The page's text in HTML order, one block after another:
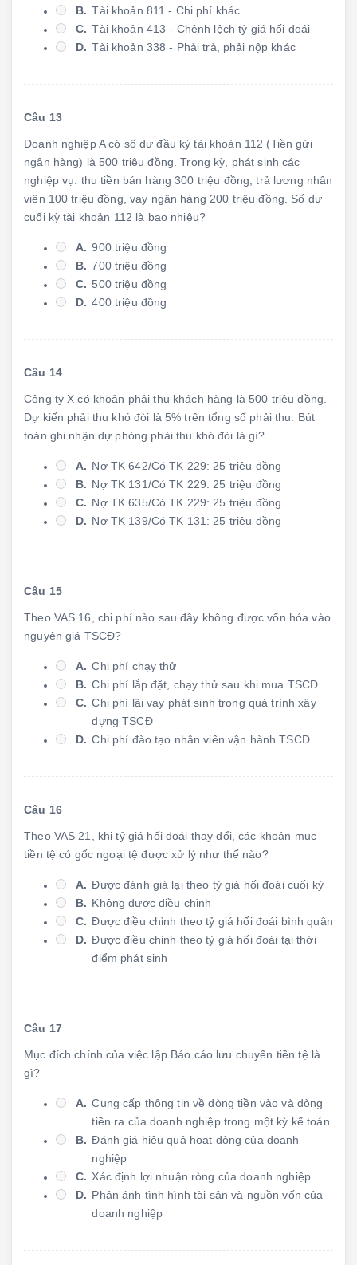
B. Tài khoản 811 - Chi phí khác
C. Tài khoản 413 - Chênh lệch tỷ giá hối đoái
D. Tài khoản 338 - Phải trả, phải nộp khác
Câu 13
Doanh nghiệp A có số dư đầu kỳ tài khoản 112 (Tiền gửi
ngân hàng) là 500 triệu đồng. Trong kỳ, phát sinh các
nghiệp vụ: thu tiền bán hàng 300 triệu đồng, trả lương nhân
viên 100 triệu đồng, vay ngân hàng 200 triệu đồng. Số dư
cuối kỳ tài khoản 112 là bao nhiêu?
A. 900 triệu đồng
B. 700 triệu đồng
C. 500 triệu đồng
D. 400 triệu đồng
Câu 14
Công ty X có khoản phải thu khách hàng là 500 triệu đồng.
Dự kiến phải thu khó đòi là 5% trên tổng số phải thu. Bút
toán ghi nhận dự phòng phải thu khó đòi là gì?
A. Nợ TK 642/Có TK 229: 25 triệu đồng
B. Nợ TK 131/Có TK 229: 25 triệu đồng
C. Nợ TK 635/Có TK 229: 25 triệu đồng
D. Nợ TK 139/Có TK 131: 25 triệu đồng
Câu 15
Theo VAS 16, chi phí nào sau đây không được vốn hóa vào
nguyên giá TSCĐ?
A. Chi phí chạy thử
B. Chi phí lắp đặt, chạy thử sau khi mua TSCĐ
C. Chi phí lãi vay phát sinh trong quá trình xây
dựng TSCĐ
D. Chi phí đào tạo nhân viên vận hành TSCĐ
Câu 16
Theo VAS 21, khi tỷ giá hối đoái thay đổi, các khoản mục
tiền tệ có gốc ngoại tệ được xử lý như thế nào?
A. Được đánh giá lại theo tỷ giá hối đoái cuối kỳ
B. Không được điều chỉnh
C. Được điều chỉnh theo tỷ giá hối đoái bình quân
D. Được điều chỉnh theo tỷ giá hối đoái tại thời
điểm phát sinh
Câu 17
Mục đích chính của việc lập Báo cáo lưu chuyển tiền tệ là
gì?
A. Cung cấp thông tin về dòng tiền vào và dòng
tiền ra của doanh nghiệp trong một kỳ kế toán
B. Đánh giá hiệu quả hoạt động của doanh
nghiệp
C. Xác định lợi nhuận ròng của doanh nghiệp
D. Phản ánh tình hình tài sản và nguồn vốn của
doanh nghiệp